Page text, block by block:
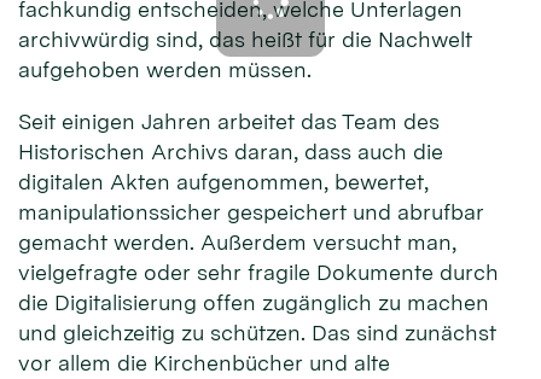
fachkundig entscheiden, welche Unterlagen
archivwürdig sind, das heißt für die Nachwelt
aufgehoben werden müssen.
Seit einigen Jahren arbeitet das Team des
Historischen Archivs daran, dass auch die
digitalen Akten aufgenommen, bewertet,
manipulationssicher gespeichert und abrufbar
gemacht werden. Außerdem versucht man,
vielgefragte oder sehr fragile Dokumente durch
die Digitalisierung offen zugänglich zu machen
und gleichzeitig zu schützen. Das sind zunächst
vor allem die Kirchenbücher und alte